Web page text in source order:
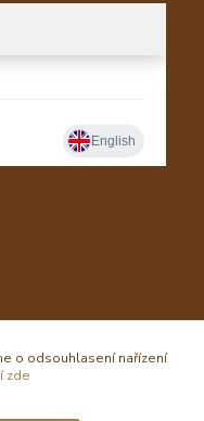
o odsouhlasení nařízení
zde